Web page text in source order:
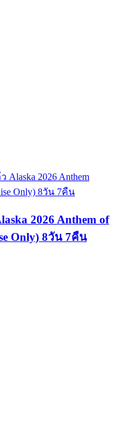
2026 Anthem of
Only) 8วัน 7คืน